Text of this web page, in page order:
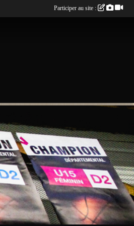
Participer au site :